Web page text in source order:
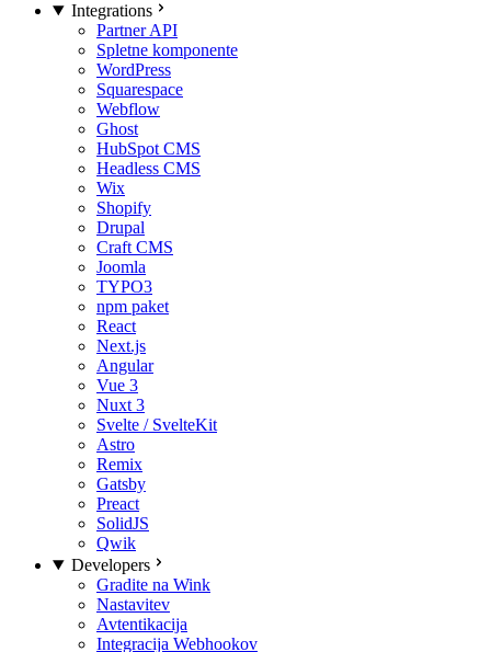
Integrations
Partner API
Spletne komponente
WordPress
Squarespace
Webflow
Ghost
HubSpot CMS
Headless CMS
Wix
Shopify
Drupal
Craft CMS
Joomla
TYPO3
npm paket
React
Next.js
Angular
Vue 3
Nuxt 3
Svelte / SvelteKit
Astro
Remix
Gatsby
Preact
SolidJS
Qwik
Developers
Gradite na Wink
Nastavitev
Avtentikacija
Integracija Webhookov